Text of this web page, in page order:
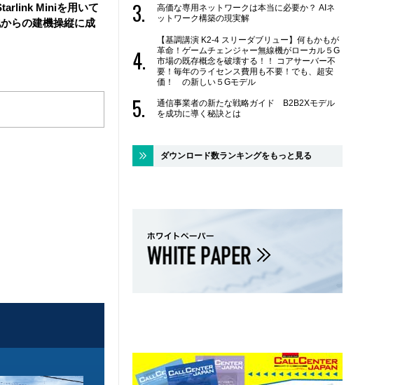
Miniを用いて
らの建機操縦に成
高価な専用ネットワークは本当に必要か？ AIネ
ットワーク構築の現実解
【基調講演 K2-4 スリーダブリュー】何もかもが
革命！ゲームチェンジャー無線機がローカル５G
市場の既存概念を破壊する！！ コアサーバー不
要！毎年のライセンス費用も不要！でも、超安
価！ の新しい５Gモデル
通信事業者の新たな戦略ガイド B2B2Xモデル
を成功に導く秘訣とは
ダウンロード数ランキングをもっと見る